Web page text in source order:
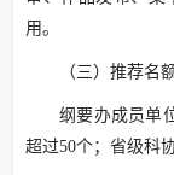
用。
（三）推荐名
纲要办成员单
超过50个；省级科